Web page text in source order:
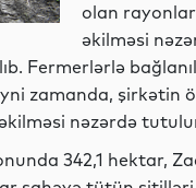
olan
əkilməsi
Fermerlərlə
zamanda, şirkətin
nəzərdə
342,1 hektar,